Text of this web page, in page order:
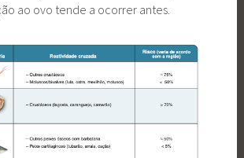
ao ovo tende a ocorrer antes.